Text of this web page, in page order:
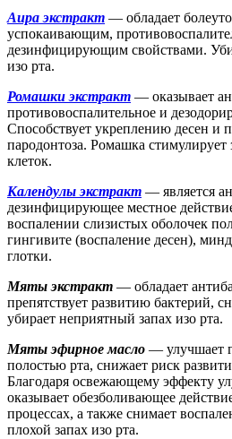
Аира экстракт — обладает
успокаивающим,
дезинфицирующим свойствами.
изо рта.
Ромашки экстракт — оказывает
противовоспалительное и
Способствует укреплению десен и
пародонтоза. Ромашка
клеток.
Календулы экстракт — является
дезинфицирующее местное
воспалении слизистых оболочек
гингивите (воспаление десен),
глотки.
Мяты экстракт — обладает
препятствует развитию бактерий,
убирает неприятный запах изо рта.
Мяты эфирное масло — улучшает
полостью рта, снижает риск
Благодаря освежающему эффекту
оказывает обезболивающее
процессах, а также снимает
плохой запах изо рта.